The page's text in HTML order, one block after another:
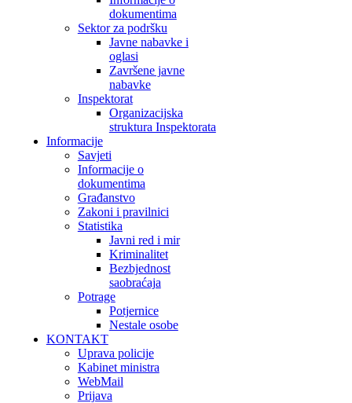
dokumentima
Sektor za podršku
Javne nabavke i
oglasi
Završene javne
nabavke
Inspektorat
Organizacijska
struktura Inspektorata
Informacije
Savjeti
Informacije o
dokumentima
Građanstvo
Zakoni i pravilnici
Statistika
Javni red i mir
Kriminalitet
Bezbjednost
saobraćaja
Potrage
Potjernice
Nestale osobe
KONTAKT
Uprava policije
Kabinet ministra
WebMail
Prijava